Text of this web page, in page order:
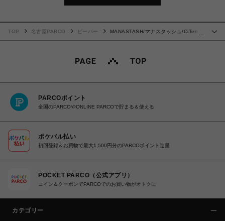
…
TOP 名古屋PARCO ビーバー
MANASTASH/マナスタッシュ/CiTee
PARCOポイント
全国のPARCOやONLINE PARCOで貯まる＆使える
ポケパル払い
初回登録＆お買物で最大1,500円分のPARCOポイント進呈
POCKET PARCO（公式アプリ）
コイン＆クーポンでPARCOでのお買い物がオトクに
カテゴリー